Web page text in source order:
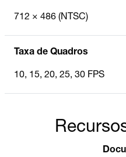
712 × 486 (NTSC)
Taxa de Quadros
10, 15, 20, 25, 30 FPS